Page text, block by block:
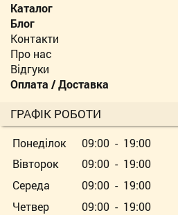
Каталог
Блог
Контакти
Про нас
Відгуки
Оплата / Доставка
ГРАФІК РОБОТИ
Понеділок
09:00 - 19:00
Вівторок
09:00 - 19:00
Середа
09:00 - 19:00
Четвер
09:00 - 19:00